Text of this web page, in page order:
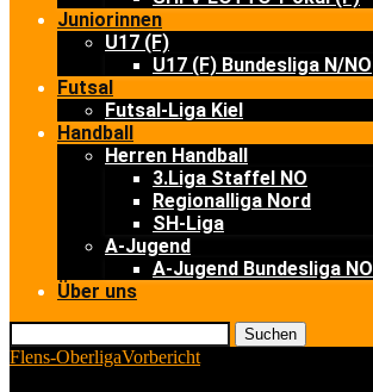
Juniorinnen
U17 (F)
U17 (F) Bundesliga N/NO
Futsal
Futsal-Liga Kiel
Handball
Herren Handball
3.Liga Staffel NO
Regionalliga Nord
SH-Liga
A-Jugend
A-Jugend Bundesliga NO
Über uns
Suchen
Flens-OberligaVorbericht